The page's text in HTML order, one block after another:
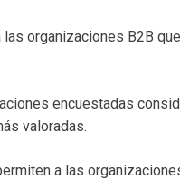
organizaciones B2B
encuestadas
valoradas.
a las